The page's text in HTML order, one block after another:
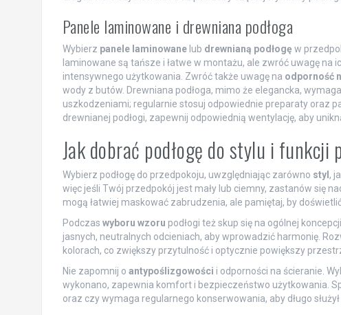
Panele laminowane i drewniana podłoga
Wybierz panele laminowanelub drewnianą podłogę w
laminowane są tańsze i łatwe w montażu, ale zwróć uwagę na
intensywnego użytkowania. Zwróć także uwagę na odporność
wody z butów. Drewniana podłoga, mimo że elegancka, wymaga
uszkodzeniami; regularnie stosuj odpowiednie preparaty oraz
drewnianej podłogi, zapewnij odpowiednią wentylację, aby
Jak dobrać podłogę do stylu i funkcji
Wybierz podłogę do przedpokoju, uwzględniając zarówno styl ,
więc jeśli Twój przedpokój jest mały lub ciemny, zastanów się
mogą łatwiej maskować zabrudzenia, ale pamiętaj, by
Podczas wyboru wzoru podłogi też skup się na ogólnej
jasnych, neutralnych odcieniach, aby wprowadzić harmonię.
kolorach, co zwiększy przytulność i optycznie powiększy
Nie zapomnij o antypoślizgowości i odporności na ścieranie.
wykonano, zapewnia komfort i bezpieczeństwo użytkowania.
oraz czy wymaga regularnego konserwowania, aby długo